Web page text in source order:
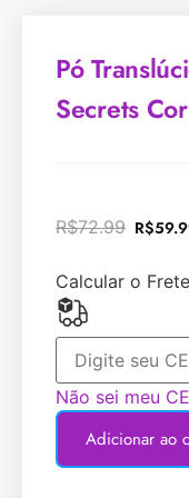
Pó
Secrets
R$72.99 R$
Calcular o Frete
Não sei meu
Adicionar ao